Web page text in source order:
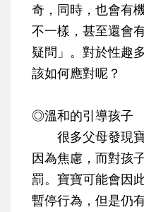
奇，同時，也會有
不一樣，甚至還會
疑問」。對於性趣
該如何應對呢？
◎溫和的引導孩子
很多父母發現寶
因為焦慮，而對孩
罰。寶寶可能會因
暫停行為，但是仍